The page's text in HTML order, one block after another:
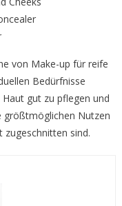
von Make-up für reife
Bedürfnisse
gut zu pflegen und
größtmöglichen Nutzen
zugeschnitten sind.